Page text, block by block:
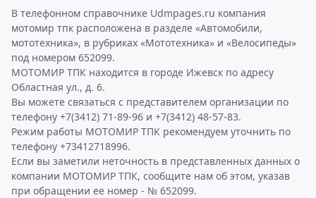
В телефонном справочнике Udmpages.ru компания
мотомир тпк расположена в разделе «Автомобили,
мототехника», в рубриках «Мототехника» и «Велосипеды»
под номером 652099.
МОТОМИР ТПК находится в городе Ижевск по адресу
Областная ул., д. 6.
Вы можете связаться с представителем организации по
телефону +7(3412) 71-89-96 и +7(3412) 48-57-83.
Режим работы МОТОМИР ТПК рекомендуем уточнить по
телефону +73412718996.
Если вы заметили неточность в представленных данных о
компании МОТОМИР ТПК, сообщите нам об этом, указав
при обращении ее номер - № 652099.